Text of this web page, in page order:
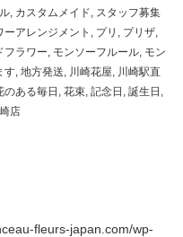
, カスタムメイド, スタッフ募集
ーアレンジメント , プリ , プリザ,
フラワー, モンソーフルール, モン
す, 地方発送, 川崎花屋, 川崎駅直
のある毎日 , 花束, 記念日 , 誕生日 ,
店
fleurs-japan.com/wp-